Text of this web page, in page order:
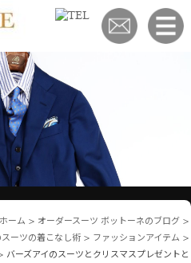
ホーム > オーダースーツ ボットーネのブログ >
ーツの着こなし術 > ファッションアイテム >
バーズアイのスーツとクリスマスプレゼントと